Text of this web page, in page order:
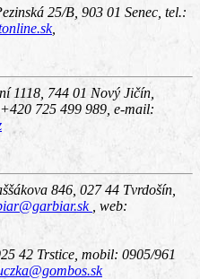
25/B, 903 01 Senec , tel.:
,
1118, 744 01 Nový Jičín
725 499 989, e-mail:
846, 027 44 Tvrdošín
, web:
42 Trstice , mobil: 0905/961